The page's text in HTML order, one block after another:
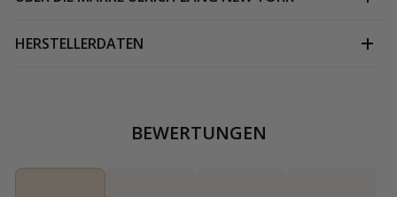
HERSTELLERDATEN
BEWERTUNGEN